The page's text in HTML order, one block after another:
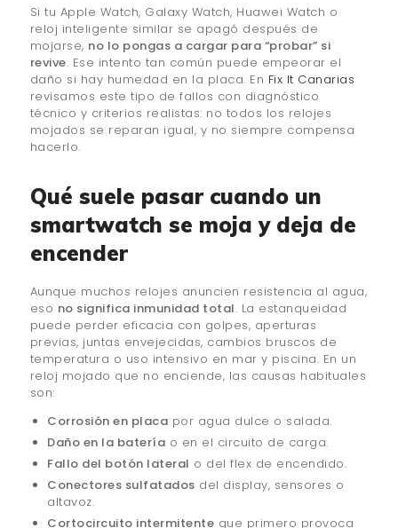
Si tu Apple Watch, Galaxy Watch, Huawei Watch o
reloj inteligente similar se apagó después de
mojarse, no lo pongas a cargar para “probar” si
revive. Ese intento tan común puede empeorar el
daño si hay humedad en la placa. En Fix It Canarias
revisamos este tipo de fallos con diagnóstico
técnico y criterios realistas: no todos los relojes
mojados se reparan igual, y no siempre compensa
hacerlo.
Qué suele pasar cuando un
smartwatch se moja y deja de
encender
Aunque muchos relojes anuncien resistencia al agua,
eso no significa inmunidad total. La estanqueidad
puede perder eficacia con golpes, aperturas
previas, juntas envejecidas, cambios bruscos de
temperatura o uso intensivo en mar y piscina. En un
reloj mojado que no enciende, las causas habituales
son:
Corrosión en placa por agua dulce o salada.
Daño en la batería o en el circuito de carga.
Fallo del botón lateral o del flex de encendido.
Conectores sulfatados del display, sensores o
altavoz.
Cortocircuito intermitente que primero provoca